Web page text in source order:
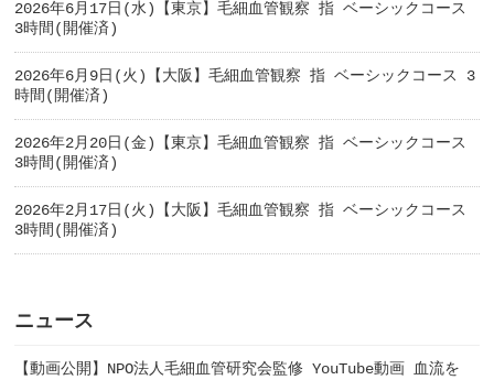
2026年6月17日(水)【東京】毛細血管観察 指 ベーシックコース
3時間(開催済)
2026年6月9日(火)【大阪】毛細血管観察 指 ベーシックコース 3
時間(開催済)
2026年2月20日(金)【東京】毛細血管観察 指 ベーシックコース
3時間(開催済)
2026年2月17日(火)【大阪】毛細血管観察 指 ベーシックコース
3時間(開催済)
ニュース
【動画公開】NPO法人毛細血管研究会監修 YouTube動画 血流を